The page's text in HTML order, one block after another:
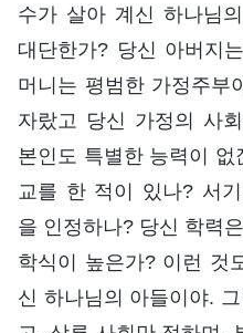
수가 살아 계신 하나님
대단한가? 당신 아버지
머니는 평범한 가정주부
자랐고 당신 가정의 사
본인도 특별한 능력이 없
교를 한 적이 있나? 서
을 인정하나? 당신 학력
학식이 높은가? 이런 것
신 하나님의 아들이야.